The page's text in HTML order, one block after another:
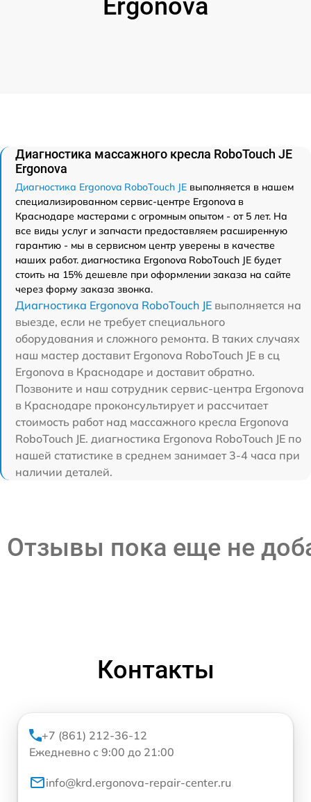
Ergonova
Диагностика массажного кресла RoboTouch JE
Ergonova
Диагностика Ergonova RoboTouch JE выполняется в нашем
специализированном сервис-центре Ergonova в
Краснодаре мастерами с огромным опытом - от 5 лет. На
все виды услуг и запчасти предоставляем расширенную
гарантию - мы в сервисном центр уверены в качестве
наших работ. диагностика Ergonova RoboTouch JE будет
стоить на 15% дешевле при оформлении заказа на сайте
через форму заказа звонка.
Диагностика Ergonova RoboTouch JE выполняется на
выезде, если не требует специального
оборудования и сложного ремонта. В таких случаях
наш мастер доставит Ergonova RoboTouch JE в сц
Ergonova в Краснодаре и доставит обратно.
Позвоните и наш сотрудник сервис-центра Ergonova
в Краснодаре проконсультирует и рассчитает
стоимость работ над массажного кресла Ergonova
RoboTouch JE. диагностика Ergonova RoboTouch JE по
нашей статистике в среднем занимает 3-4 часа при
наличии деталей.
Отзывы пока еще не
Контакты
+7 (861) 212-36-12
Ежедневно с 9:00 до 21:00
info@krd.ergonova-repair-center.ru